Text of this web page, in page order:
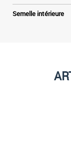
Semelle intérieure